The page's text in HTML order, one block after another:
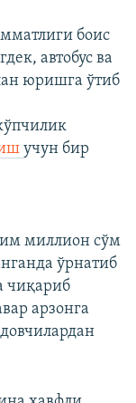
боис
автобус ва
юришга ўтиб
учун бир
миллион сўм
ўрнатиб
чиқариб
арзонга